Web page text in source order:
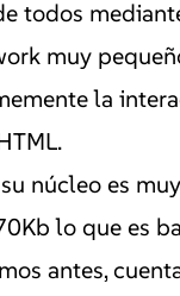
todos
muy
la
núcleo es
lo que es
antes,